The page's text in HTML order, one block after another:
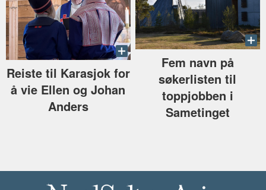
Reiste til Karasjok for
å vie Ellen og Johan
Anders
Fem navn på
søkerlisten til
toppjobben i
Sametinget